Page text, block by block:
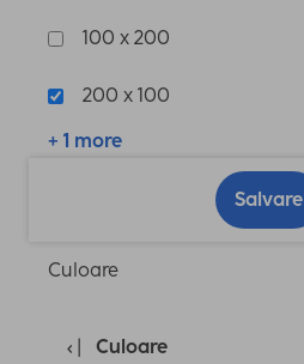
100 x 200
200 x 100
+ 1 more
Salvare
Culoare
Culoare